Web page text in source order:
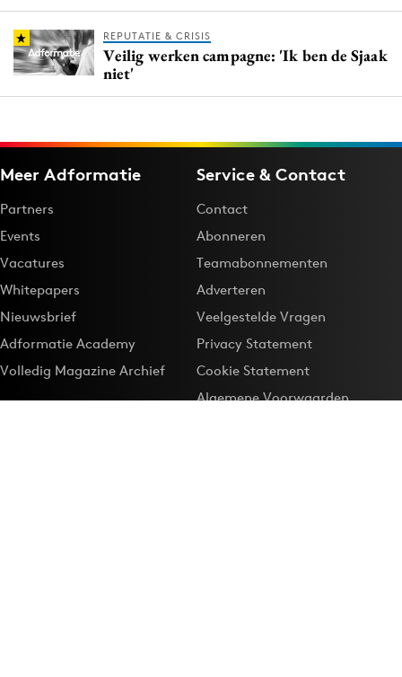
REPUTATIE & CRISIS
Veilig werken campagne: 'Ik ben de Sjaak
niet'
Meer Adformatie
Partners
Events
Vacatures
Whitepapers
Nieuwsbrief
Adformatie Academy
Volledig Magazine Archief
Service & Contact
Contact
Abonneren
Teamabonnementen
Adverteren
Veelgestelde Vragen
Privacy Statement
Cookie Statement
Algemene Voorwaarden